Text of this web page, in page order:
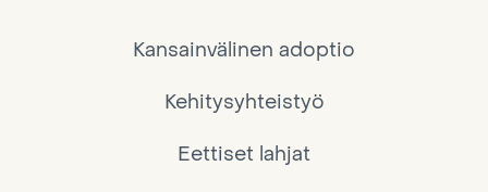
Kansainvälinen adoptio
Kehitysyhteistyö
Eettiset lahjat